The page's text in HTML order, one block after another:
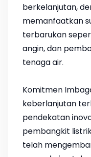
berkelanjutan,
memanfaatkan
terbarukan
angin, dan
tenaga air.
Komitmen
keberlanjutan
pendekatan
pembangkit
telah